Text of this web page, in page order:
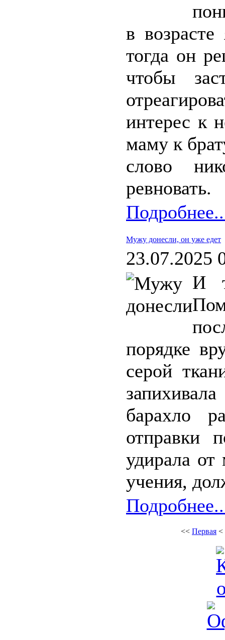
в
тогда он
чтобы
интерес к
маму к
слово
ревновать.
Мужу донесли, он уже едет
23.07.2025
И
порядке
серой
барахло
отправки
удирала
учения,
<< Первая <